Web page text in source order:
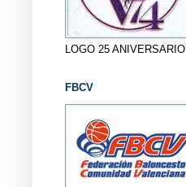
LOGO 25 ANIVERSARIO
FBCV